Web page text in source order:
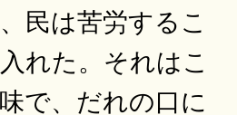
民は苦労するこ
れた。それはこ
で、だれの口に